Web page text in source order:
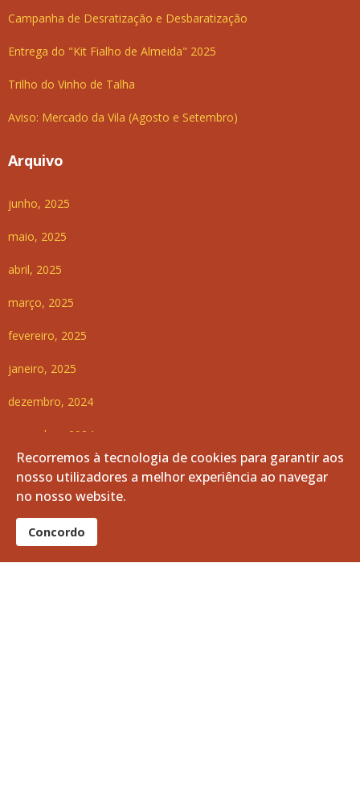
Campanha de Desratização e Desbaratização
Entrega do "Kit Fialho de Almeida" 2025
Trilho do Vinho de Talha
Aviso: Mercado da Vila (Agosto e Setembro)
Arquivo
junho, 2025
maio, 2025
abril, 2025
março, 2025
fevereiro, 2025
janeiro, 2025
dezembro, 2024
novembro, 2024
setembro, 2024
agosto, 2024
julho, 2024
Recorremos à tecnologia de cookies para garantir aos
nosso utilizadores a melhor experiência ao navegar
no nosso website.
Concordo